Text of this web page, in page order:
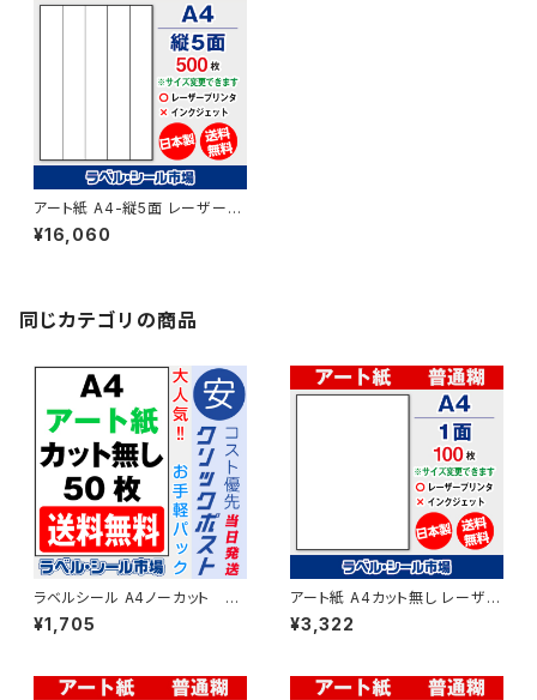
アート紙 A4-縦5面 レーザープ
リンター用ラベルシール 500枚
T5Y1B【日本製】
¥16,060
同じカテゴリの商品
ラベルシール A4ノーカット レ
ーザープリンター専用アート
紙 50枚 クリックポスト版
¥1,705
アート紙 A4カット無し レーザー
プリンター用ラベルシール 100
枚 T1Y1B-1【日本製】
¥3,322